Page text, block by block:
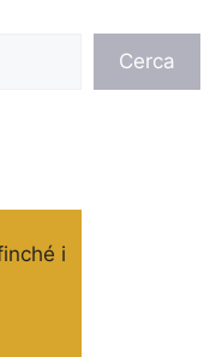
Cerca
i